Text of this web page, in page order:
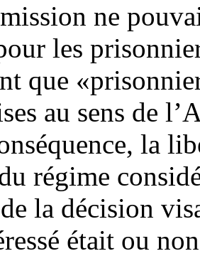
ne
les
que
au sens de
la
régime
la décision
était ou